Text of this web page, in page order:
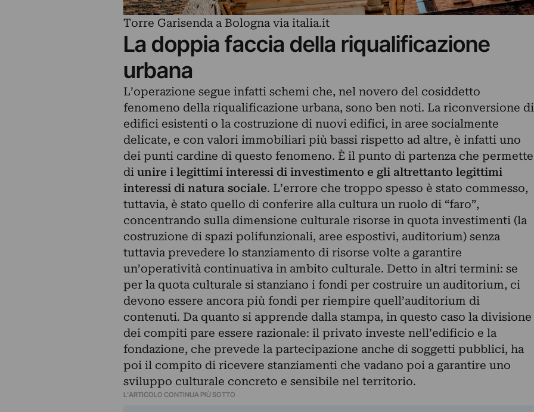
Torre Garisenda a Bologna via italia.it
La doppia faccia della riqualificazione
urbana
L’operazione segue infatti schemi che, nel novero del cosiddetto
fenomeno della riqualificazione urbana, sono ben noti. La riconversione di
edifici esistenti o la costruzione di nuovi edifici, in aree socialmente
delicate, e con valori immobiliari più bassi rispetto ad altre, è infatti uno
dei punti cardine di questo fenomeno. È il punto di partenza che permette
di unire i legittimi interessi di investimento e gli altrettanto legittimi
interessi di natura sociale. L’errore che troppo spesso è stato commesso,
tuttavia, è stato quello di conferire alla cultura un ruolo di “faro”,
concentrando sulla dimensione culturale risorse in quota investimenti (la
costruzione di spazi polifunzionali, aree espostivi, auditorium) senza
tuttavia prevedere lo stanziamento di risorse volte a garantire
un’operatività continuativa in ambito culturale. Detto in altri termini: se
per la quota culturale si stanziano i fondi per costruire un auditorium, ci
devono essere ancora più fondi per riempire quell’auditorium di
contenuti. Da quanto si apprende dalla stampa, in questo caso la divisione
dei compiti pare essere razionale: il privato investe nell’edificio e la
fondazione, che prevede la partecipazione anche di soggetti pubblici, ha
poi il compito di ricevere stanziamenti che vadano poi a garantire uno
sviluppo culturale concreto e sensibile nel territorio.
L'ARTICOLO CONTINUA PIÙ SOTTO